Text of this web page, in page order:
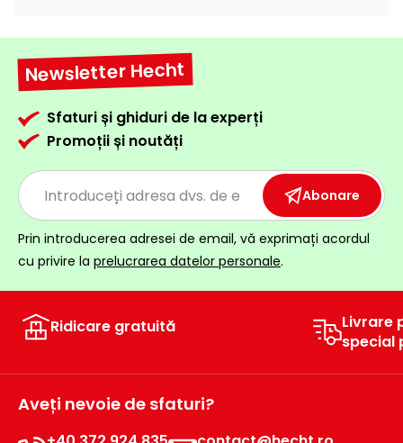
Newsletter Hecht
Sfaturi și ghiduri de la experți
Promoții și noutăți
Abonare
Prin introducerea adresei de email, vă exprimați acordul
cu privire la prelucrarea datelor personale.
Ridicare gratuită
Livrare
special
Aveți nevoie de sfaturi?